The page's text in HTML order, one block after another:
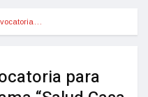
para